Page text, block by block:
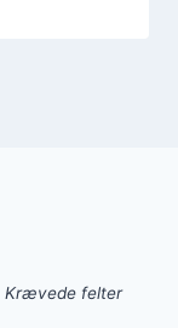
Krævede felter